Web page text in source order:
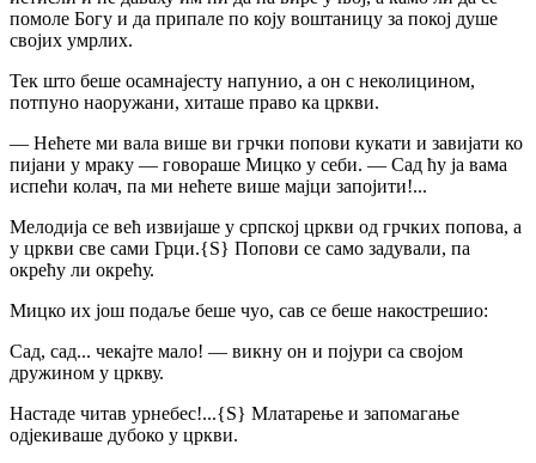
помоле Богу и да припале по коју воштаницу за покој душе
својих умрлих.
Тек што беше осамнајесту напунио, а он с неколицином,
потпуно наоружани, хиташе право ка цркви.
— Нећете ми вала више ви грчки попови кукати и завијати ко
пијани у мраку — говораше Мицко у себи. — Сад ћу ја вама
испећи колач, па ми нећете више мајци запојити!...
Мелодија се већ извијаше у српској цркви од грчких попова, а
у цркви све сами Грци.{S} Попови се само задували, па
окрећу ли окрећу.
Мицко их још подаље беше чуо, сав се беше накострешио:
Сад, сад... чекајте мало! — викну он и појури са својом
дружином у цркву.
Настаде читав урнебес!...{S} Млатарење и запомагање
одјекиваше дубоко у цркви.